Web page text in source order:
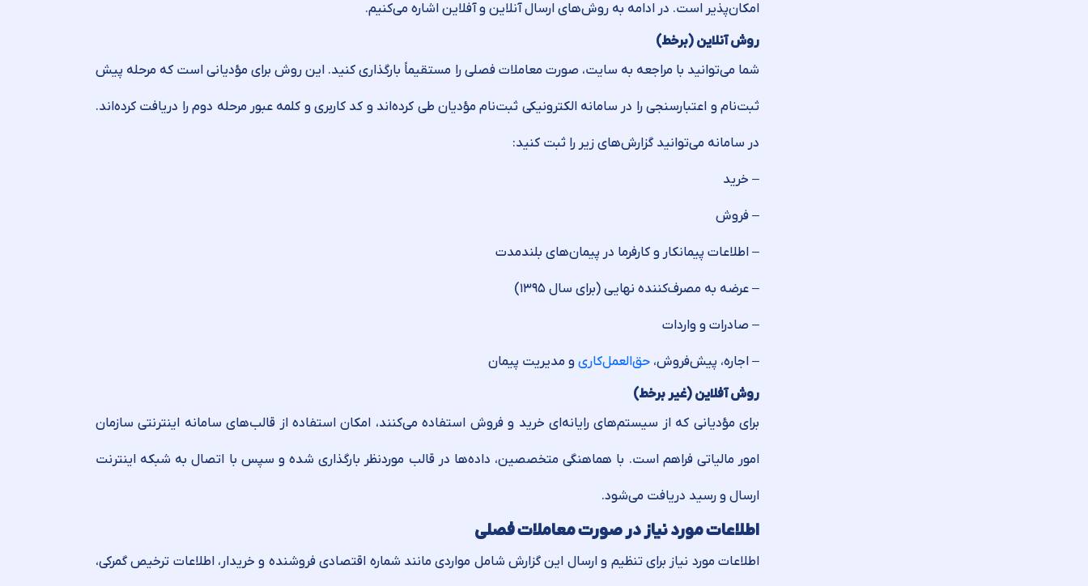
امکان‌پذیر است. در ادامه به روش‌های ارسال آنلاین و آفلاین اشاره می‌کنیم.
روش آنلاین (برخط)
شما می‌توانید با مراجعه به سایت، صورت معاملات فصلی را مستقیماً بارگذاری کنید. این روش برای مؤدیانی است که مرحله پیش
ثبت‌نام و اعتبارسنجی را در سامانه الکترونیکی ثبت‌نام مؤدیان طی کرده‌اند و کد کاربری و کلمه عبور مرحله دوم را دریافت کرده‌اند.
در سامانه می‌توانید گزارش‌های زیر را ثبت کنید:
– خرید
– فروش
– اطلاعات پیمانکار و کارفرما در پیمان‌های بلندمدت
– عرضه به مصرف‌کننده نهایی (برای سال ۱۳۹۵)
– صادرات و واردات
– اجاره، پیش‌فروش، حق‌العمل‌کاری و مدیریت پیمان
روش آفلاین (غیر برخط)
برای مؤدیانی که از سیستم‌های رایانه‌ای خرید و فروش استفاده می‌کنند، امکان استفاده از قالب‌های سامانه اینترنتی سازمان
امور مالیاتی فراهم است. با هماهنگی متخصصین، داده‌ها در قالب موردنظر بارگذاری شده و سپس با اتصال به شبکه اینترنت
ارسال و رسید دریافت می‌شود.
اطلاعات مورد نیاز در صورت معاملات فصلی
اطلاعات مورد نیاز برای تنظیم و ارسال این گزارش شامل مواردی مانند شماره اقتصادی فروشنده و خریدار، اطلاعات ترخیص گمرکی،